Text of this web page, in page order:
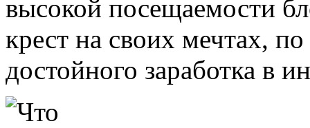
высокой посещаемости
крест на своих мечтах,
достойного заработка в